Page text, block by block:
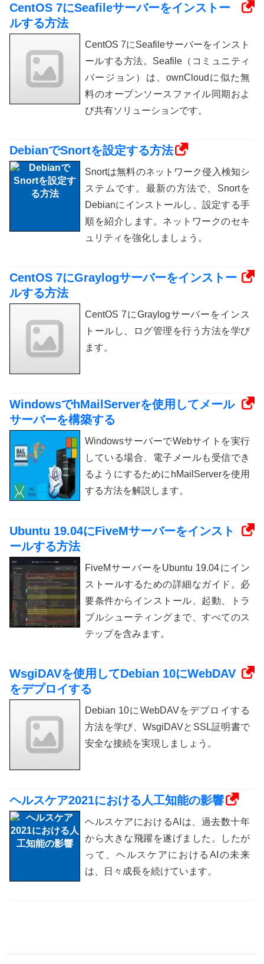
CentOS 7にSeafileサーバーをインストー
ルする方法
CentOS 7にSeafileサーバーをインスト
ールする方法。Seafile（コミュニティ
バージョン）は、ownCloudに似た無
料のオープンソースファイル同期およ
び共有ソリューションです。
DebianでSnortを設定する方法
Snortは無料のネットワーク侵入検知シ
ステムです。最新の方法で、Snortを
Debianにインストールし、設定する手
順を紹介します。ネットワークのセキ
ュリティを強化しましょう。
CentOS 7にGraylogサーバーをインストー
ルする方法
CentOS 7にGraylogサーバーをインス
トールし、ログ管理を行う方法を学び
ます。
WindowsでhMailServerを使用してメール
サーバーを構築する
WindowsサーバーでWebサイトを実行
している場合、電子メールも受信でき
るようにするためにhMailServerを使用
する方法を解説します。
Ubuntu 19.04にFiveMサーバーをインスト
ールする方法
FiveMサーバーをUbuntu 19.04にイン
ストールするための詳細なガイド。必
要条件からインストール、起動、トラ
ブルシューティングまで、すべてのス
テップを含みます。
WsgiDAVを使用してDebian 10にWebDAV
をデプロイする
Debian 10にWebDAVをデプロイする
方法を学び、WsgiDAVとSSL証明書で
安全な接続を実現しましょう。
ヘルスケア2021における人工知能の影響
ヘルスケアにおけるAIは、過去数十年
から大きな飛躍を遂げました。したが
って、ヘルスケアにおけるAIの未来
は、日々成長を続けています。